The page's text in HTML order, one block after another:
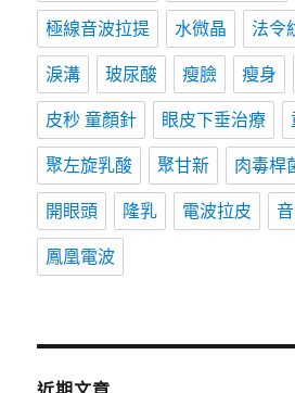
極線音波拉提 水微晶 法令
淚溝 玻尿酸 瘦臉 瘦身
皮秒 童顏針 眼皮下垂治療
聚左旋乳酸 聚甘新 肉毒桿
開眼頭 隆乳 電波拉皮
鳳凰電波